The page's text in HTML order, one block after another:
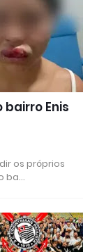
Enis
os próprios
ba…